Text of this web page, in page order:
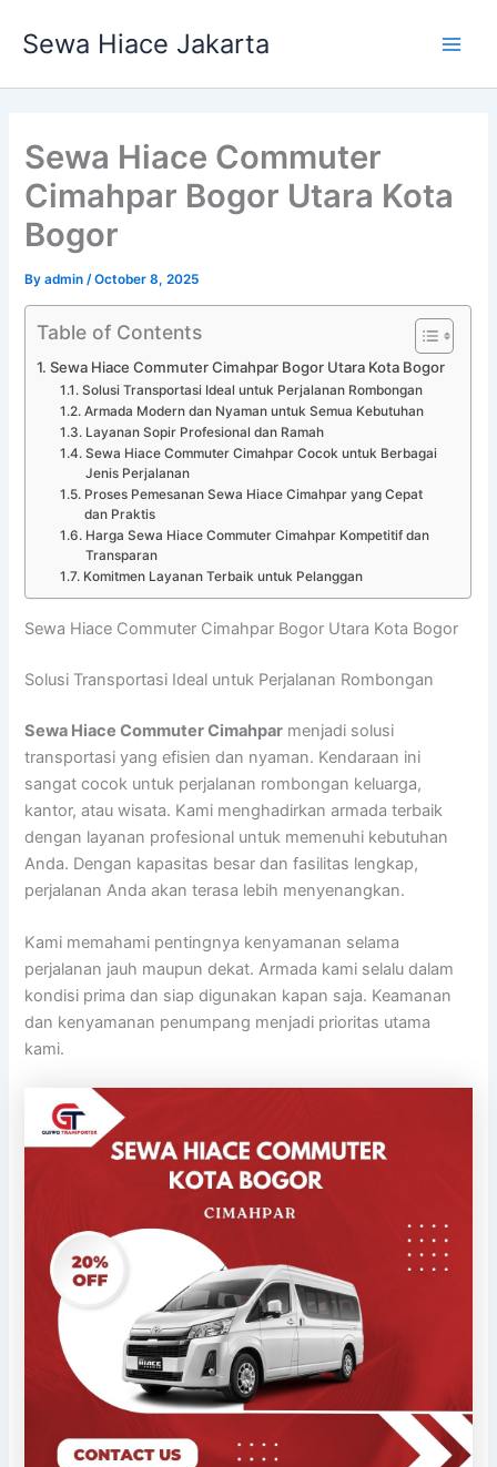
Sewa Hiace Jakarta
Sewa Hiace Commuter
Cimahpar Bogor Utara Kota
Bogor
Byadmin /October 8, 2025
Table of Contents
Sewa Hiace Commuter Cimahpar Bogor Utara Kota Bogor
Solusi Transportasi Ideal untuk Perjalanan Rombongan
Armada Modern dan Nyaman untuk Semua Kebutuhan
Layanan Sopir Profesional dan Ramah
Sewa Hiace Commuter Cimahpar Cocok untuk Berbagai
Jenis Perjalanan
Proses Pemesanan Sewa Hiace Cimahpar yang Cepat
dan Praktis
Harga Sewa Hiace Commuter Cimahpar Kompetitif dan
Transparan
Komitmen Layanan Terbaik untuk Pelanggan
Sewa Hiace Commuter Cimahpar Bogor Utara Kota Bogor
Solusi Transportasi Ideal untuk Perjalanan Rombongan
Sewa Hiace Commuter Cimahpar menjadi solusi
transportasi yang efisien dan nyaman. Kendaraan ini
sangat cocok untuk perjalanan rombongan keluarga,
kantor, atau wisata. Kami menghadirkan armada terbaik
dengan layanan profesional untuk memenuhi kebutuhan
Anda. Dengan kapasitas besar dan fasilitas lengkap,
perjalanan Anda akan terasa lebih menyenangkan.
Kami memahami pentingnya kenyamanan selama
perjalanan jauh maupun dekat. Armada kami selalu dalam
kondisi prima dan siap digunakan kapan saja. Keamanan
dan kenyamanan penumpang menjadi prioritas utama
kami.